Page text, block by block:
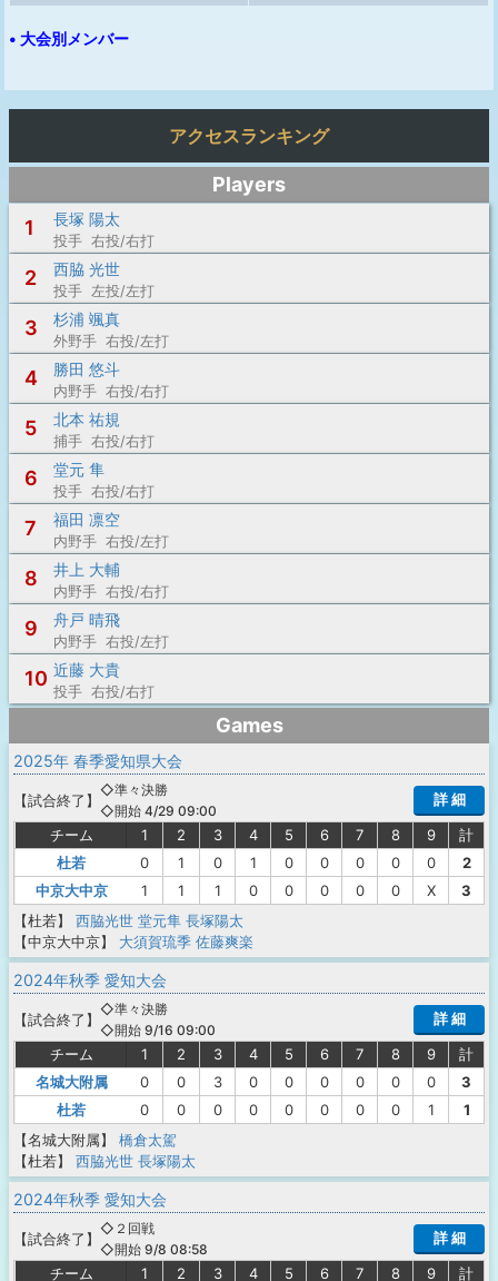
• 大会別メンバー
アクセスランキング
Players
1
長塚 陽太
投手 右投/右打
2 西脇 光世
投手 左投/左打
3 杉浦 颯真
外野手 右投/左打
4 勝田 悠斗
内野手 右投/右打
5 北本 祐規
捕手 右投/右打
6 堂元 隼
投手 右投/右打
7 福田 凛空
内野手 右投/左打
8 井上 大輔
内野手 右投/右打
9 舟戸 晴飛
内野手 右投/左打
10 近藤 大貴
投手 右投/右打
Games
2025年 春季愛知県大会
【試合終了 】
◇準々決勝
◇開始 4/29 09:00
詳 細
チーム 1 2 3 4 5 6 7 8 9
計
杜若
0 1 0 1 0 0 0 0 0
2
中京大中京
1 1 1 0 0 0 0 0 X
3
【杜若】
西脇光世 堂元隼 長塚陽太
【中京大中京】
大須賀琉季 佐藤爽楽
2024年秋季 愛知大会
【試合終了 】
◇準々決勝
◇開始 9/16 09:00
詳 細
チーム 1 2 3 4 5 6 7 8 9
計
名城大附属
0 0 3 0 0 0 0 0 0
3
杜若
0 0 0 0 0 0 0 0 1
1
【名城大附属】
橋倉太駕
【杜若】
西脇光世 長塚陽太
2024年秋季 愛知大会
【試合終了 】
◇２回戦
◇開始 9/8 08:58
詳 細
チーム 1 2 3 4 5 6 7 8 9 計